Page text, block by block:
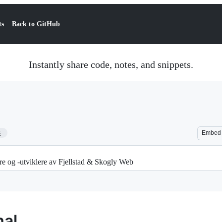
Back to GitHub
Instantly share code, notes, and snippets.
Embed
og -utviklere av Fjellstad & Skogly Web